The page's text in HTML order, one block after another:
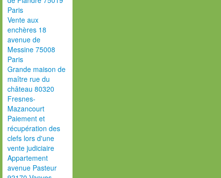
Paris
Vente aux
enchères 18
avenue de
Messine 75008
Paris
Grande maison de
maître rue du
château 80320
Fresnes-
Mazancourt
Paiement et
récupération des
clefs lors d'une
vente judiciaire
Appartement
avenue Pasteur